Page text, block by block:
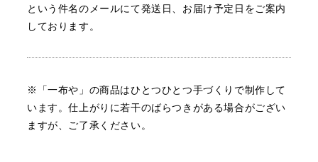
という件名のメールにて発送日、お届け予定日をご案内
しております。
※「一布や」の商品はひとつひとつ手づくりで制作して
います。仕上がりに若干のばらつきがある場合がござい
ますが、ご了承ください。